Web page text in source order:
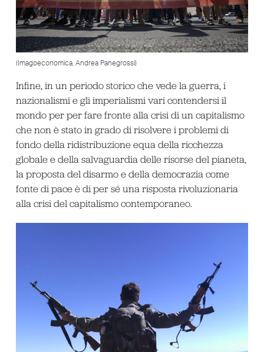
(Imagoeconomica, Andrea Panegrossi)
Infine, in un periodo storico che vede la guerra, i
nazionalismi e gli imperialismi vari contendersi il
mondo per per fare fronte alla crisi di un capitalismo
che non è stato in grado di risolvere i problemi di
fondo della ridistribuzione equa della ricchezza
globale e della salvaguardia delle risorse del pianeta,
la proposta del disarmo e della democrazia come
fonte di pace è di per sé una risposta rivoluzionaria
alla crisi del capitalismo contemporaneo.